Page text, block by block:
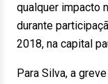
qualquer impacto
durante
2018, na capital
Para Silva, a